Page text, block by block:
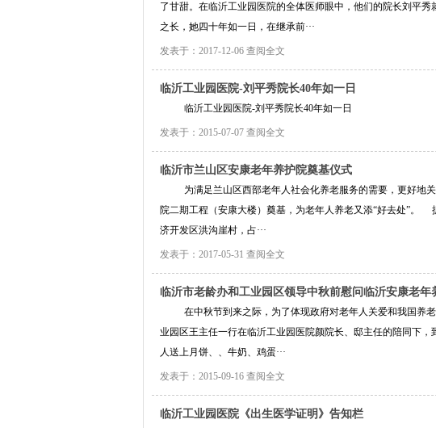
了甘甜。在临沂工业园医院的全体医师眼中，他们的院长刘平
之长，她四十年如一日，在继承前···
发表于：2017-12-06 查阅全文
临沂工业园医院-刘平秀院长40年如一日
临沂工业园医院-刘平秀院长40年如一日
发表于：2015-07-07 查阅全文
临沂市兰山区安康老年养护院奠基仪式
为满足兰山区西部老年人社会化养老服务的需要，更好地
院二期工程（安康大楼）奠基，为老年人养老又添“好去处”。
济开发区洪沟崖村，占···
发表于：2017-05-31 查阅全文
临沂市老龄办和工业园区领导中秋前慰问临沂安康老年
在中秋节到来之际，为了体现政府对老年人关爱和我国养
业园区王主任一行在临沂工业园医院颜院长、邸主任的陪同下
人送上月饼、、牛奶、鸡蛋···
发表于：2015-09-16 查阅全文
临沂工业园医院《出生医学证明》告知栏